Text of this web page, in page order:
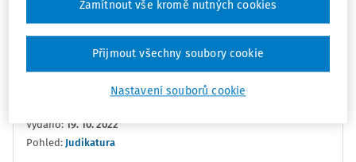
Sledovat
Přepis
Ing. Tomáš Brandejs
Vydáno: 19. 10. 2022
Pohled: Judikatura
Nastavení souborů cookie
Zamítnout vše kromě nutných cookies
Přijmout všechny soubory cookie